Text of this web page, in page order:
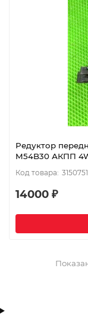
Редуктор
M54B30 АКПП
14000 ₽